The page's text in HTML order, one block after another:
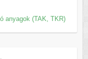
anyagok (TAK, TKR)